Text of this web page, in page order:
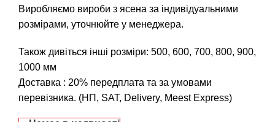
Виробляємо вироби з ясена за індивідуальними
розмірами, уточнюйте у менеджера.
Також дивіться інші розміри: 500, 600, 700, 800, 900,
1000 мм
Доставка : 20% передплата та за умовами
перевізника. (НП, SAT, Delivery, Meest Express)